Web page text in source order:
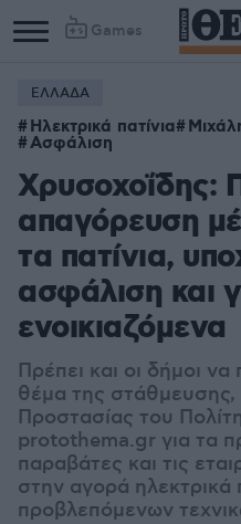
Games
ΕΛΛΑΔΑ
Ηλεκτρικά πατίνια
Ασφάλιση
Χρυσοχοΐδης:
απαγόρευση
τα πατίνια,
ασφάλιση και
ενοικιαζόμενα
Πρέπει και οι δήμοι
θέμα της στάθμευσης,
Προστασίας του
protothema.gr για τα
παραβάτες και τις
στην αγορά ηλεκτρικά
προβλεπόμενων